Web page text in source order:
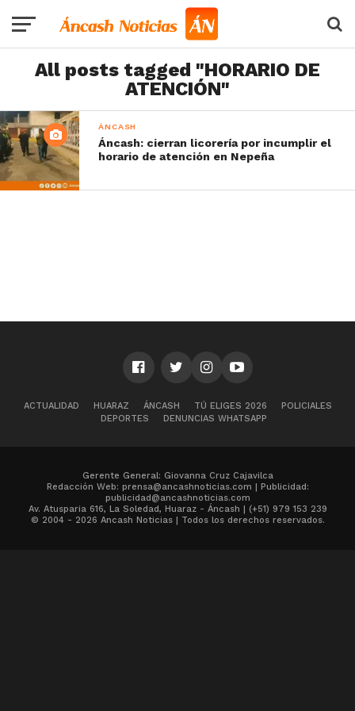
All posts tagged "HORARIO DE
ATENCIÓN"
ÁNCASH
Áncash: cierran licorería por incumplir el
horario de atención en Nepeña
ACTUALIDAD HUARAZ ÁNCASH TÚ ELIGES 2026
POLICIALES
DEPORTES
DENUNCIAS WHATSAPP
Gerente General: Giovanna Cruz Cajavilca
Redacción Web: prensa@ancashnoticias.com | Publicidad:
publicidad@ancashnoticias.com
Av. Atusparia 616, La Soledad, Huaraz - Áncash | (+51) 979 153 239
© 2004 - 2026 Ancash Noticias | Todos los derechos reservados.